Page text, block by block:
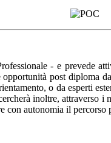
- e prevede
post
o da esperti
inoltre,
con autonomia il percorso